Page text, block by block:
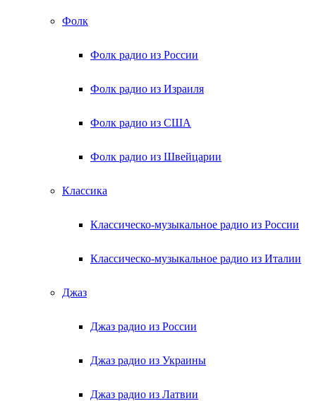
Фолк
Фолк радио из России
Фолк радио из Израиля
Фолк радио из США
Фолк радио из Швейцарии
Классика
Классическо-музыкальное радио из России
Классическо-музыкальное радио из Италии
Джаз
Джаз радио из России
Джаз радио из Украины
Джаз радио из Латвии